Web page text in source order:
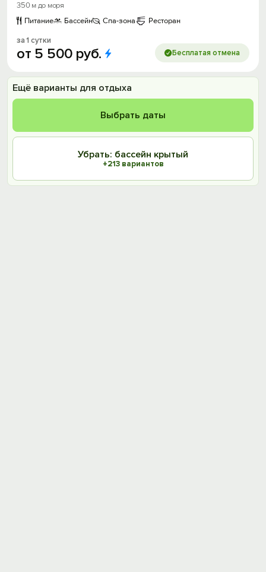
350 м до моря
Питание
Бассейн Спа-зона Ресторан
за 1 сутки
от 5 500 руб. Бесплатая отмена
Ещё варианты для отдыха
Выбрать даты
Убрать: бассейн крытый
+213 вариантов